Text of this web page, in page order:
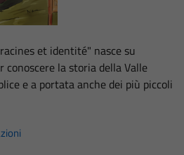
et identité" nasce su
conoscere la storia della Valle
e a portata anche dei più piccoli